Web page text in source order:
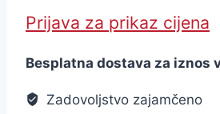
Prijava za prikaz cijena
Besplatna dostava za iznos
Zadovoljstvo zajamčeno